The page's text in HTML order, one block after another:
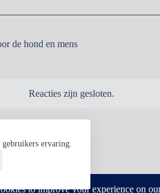
gebruikers ervaring.
de hond en mens
Reacties zijn gesloten.